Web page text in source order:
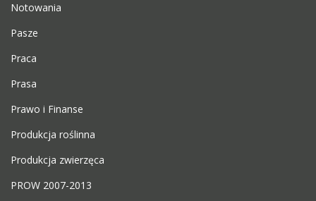
Notowania
Pasze
Praca
Prasa
Prawo i Finanse
Produkcja roślinna
Produkcja zwierzęca
PROW 2007-2013